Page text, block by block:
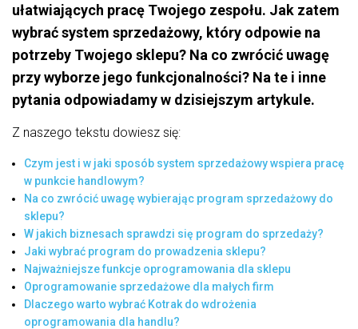
ułatwiających pracę Twojego zespołu. Jak zatem
wybrać system sprzedażowy, który odpowie na
potrzeby Twojego sklepu? Na co zwrócić uwagę
przy wyborze jego funkcjonalności? Na te i inne
pytania odpowiadamy w dzisiejszym artykule.
Z naszego tekstu dowiesz się:
Czym jest i w jaki sposób system sprzedażowy wspiera pracę
w punkcie handlowym?
Na co zwrócić uwagę wybierając program sprzedażowy do
sklepu?
W jakich biznesach sprawdzi się program do sprzedaży?
Jaki wybrać program do prowadzenia sklepu?
Najważniejsze funkcje oprogramowania dla sklepu
Oprogramowanie sprzedażowe dla małych firm
Dlaczego warto wybrać Kotrak do wdrożenia
oprogramowania dla handlu?